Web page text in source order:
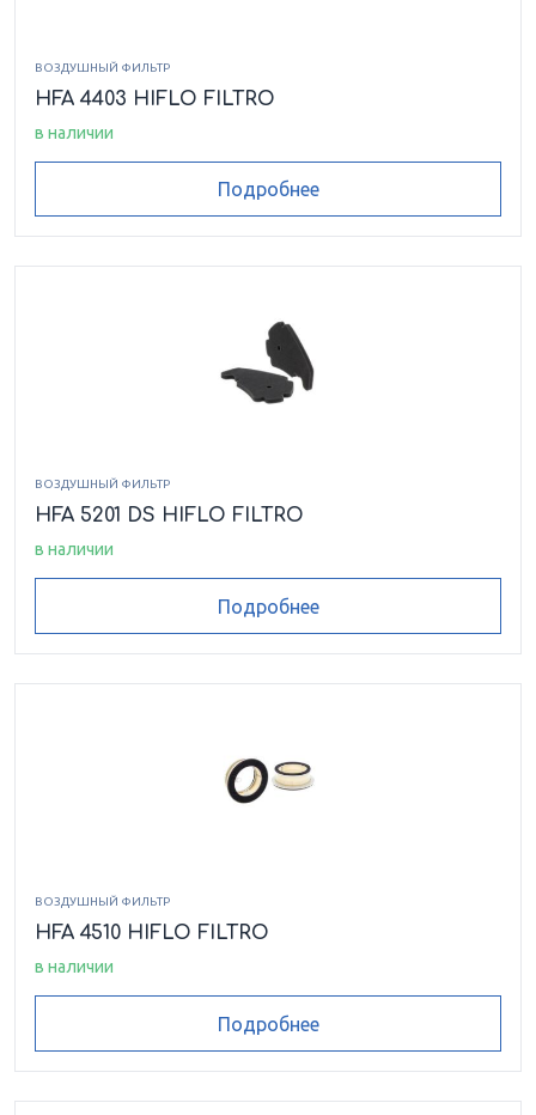
ВОЗДУШНЫЙ ФИЛЬТР
HFA 4403 HIFLO FILTRO
в наличии
Подробнее
ВОЗДУШНЫЙ ФИЛЬТР
HFA 5201 DS HIFLO FILTRO
в наличии
Подробнее
ВОЗДУШНЫЙ ФИЛЬТР
HFA 4510 HIFLO FILTRO
в наличии
Подробнее